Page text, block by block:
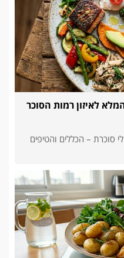
לאיזון רמות הסוכר
סוכרת – הכללים והטיפים